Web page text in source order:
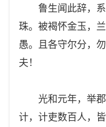
鲁生闻此辞，系
珠。被褐怀金玉，
愚。且各守尔分，
夫！
光和元年，举郡
计，计吏数百人，